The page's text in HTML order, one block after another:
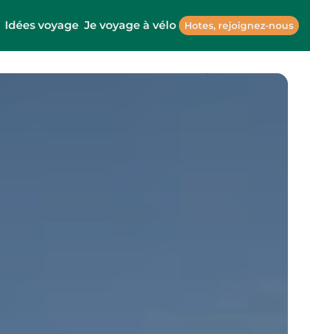
Idées voyage Je voyage à vélo Hotes, rejoignez-nous